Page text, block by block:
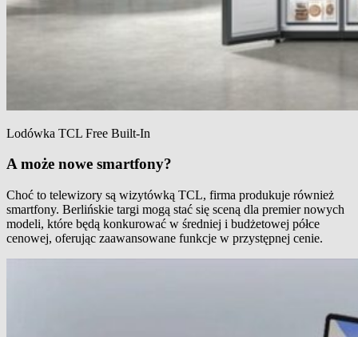
Lodówka TCL Free Built-In
A może nowe smartfony?
Choć to telewizory są wizytówką TCL, firma produkuje również
smartfony. Berlińskie targi mogą stać się sceną dla premier nowych
modeli, które będą konkurować w średniej i budżetowej półce
cenowej, oferując zaawansowane funkcje w przystępnej cenie.